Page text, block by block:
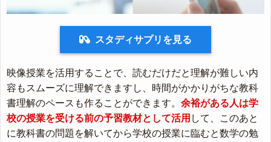
スタディサプリを見る
映像授業を活用することで、読むだけだと理解が難しい内
容もスムーズに理解できますし、時間がかかりがちな教科
書理解のペースも作ることができます。 余裕がある人は学
校の授業を受ける前の予習教材として活用 して、このあと
に教科書の問題を解いてから学校の授業に臨むと数学の勉